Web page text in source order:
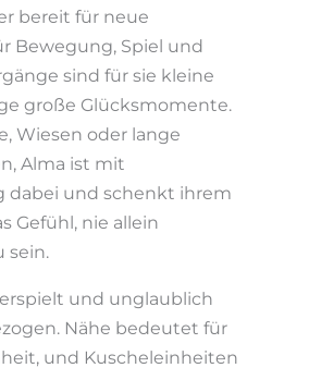
bereit für neue
Bewegung, Spiel und
sind für sie kleine
große Glücksmomente.
Wiesen oder lange
Alma ist mit
dabei und schenkt ihrem
Gefühl, nie allein
sein.
und unglaublich
Nähe bedeutet für
und Kuscheleinheiten